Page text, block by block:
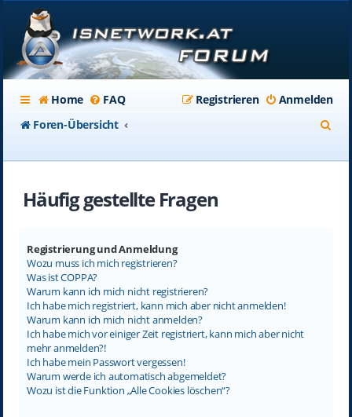
Home FAQ Anmelden
Registrieren
Foren-Übersicht
Häufig gestellte Fragen
Registrierung und Anmeldung
Wozu muss ich mich registrieren?
Was ist COPPA?
Warum kann ich mich nicht registrieren?
Ich habe mich registriert, kann mich aber nicht anmelden!
Warum kann ich mich nicht anmelden?
Ich habe mich vor einiger Zeit registriert, kann mich aber nicht
mehr anmelden?!
Ich habe mein Passwort vergessen!
Warum werde ich automatisch abgemeldet?
Wozu ist die Funktion „Alle Cookies löschen“?